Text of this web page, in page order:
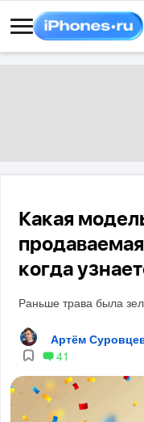
Какая
когда
Раньше трава была
Артём
41